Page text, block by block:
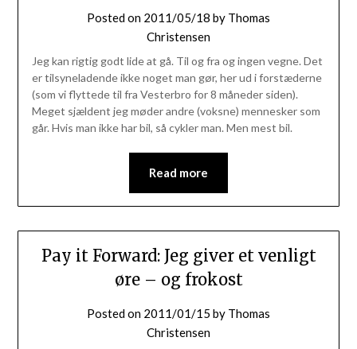
Posted on 2011/05/18 by Thomas
Christensen
Jeg kan rigtig godt lide at gå. Til og fra og ingen vegne. Det
er tilsyneladende ikke noget man gør, her ud i forstæderne
(som vi flyttede til fra Vesterbro for 8 måneder siden).
Meget sjældent jeg møder andre (voksne) mennesker som
går. Hvis man ikke har bil, så cykler man. Men mest bil.
Read more
Pay it Forward: Jeg giver et venligt
øre – og frokost
Posted on 2011/01/15 by Thomas
Christensen